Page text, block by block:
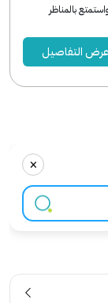
بالمناظر
عرض التفاصيل
×